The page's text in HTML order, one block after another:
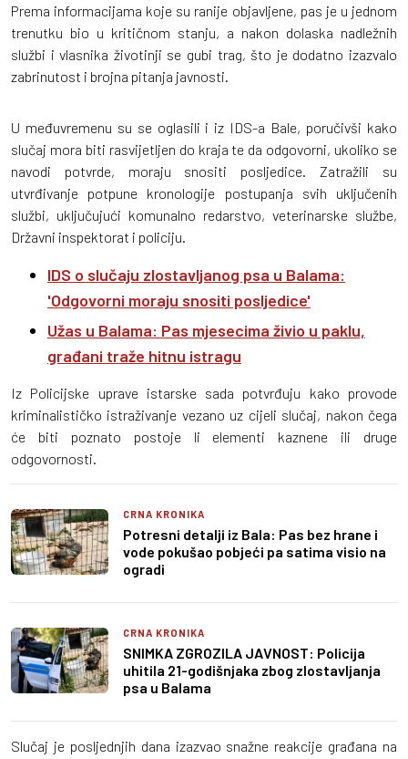
Prema informacijama koje su ranije objavljene, pas je u jednom
trenutku bio u kritičnom stanju, a nakon dolaska nadležnih
službi i vlasnika životinji se gubi trag, što je dodatno izazvalo
zabrinutost i brojna pitanja javnosti.
U međuvremenu su se oglasili i iz IDS-a Bale, poručivši kako
slučaj mora biti rasvijetljen do kraja te da odgovorni, ukoliko se
navodi potvrde, moraju snositi posljedice. Zatražili su
utvrđivanje potpune kronologije postupanja svih uključenih
službi, uključujući komunalno redarstvo, veterinarske službe,
Državni inspektorat i policiju.
IDS o slučaju zlostavljanog psa u Balama:
'Odgovorni moraju snositi posljedice'
Užas u Balama: Pas mjesecima živio u paklu,
građani traže hitnu istragu
Iz Policijske uprave istarske sada potvrđuju kako provode
kriminalističko istraživanje vezano uz cijeli slučaj, nakon čega
će biti poznato postoje li elementi kaznene ili druge
odgovornosti.
CRNA KRONIKA
Potresni detalji iz Bala: Pas bez hrane i
vode pokušao pobjeći pa satima visio na
ogradi
CRNA KRONIKA
SNIMKA ZGROZILA JAVNOST: Policija
uhitila 21-godišnjaka zbog zlostavljanja
psa u Balama
Slučaj je posljednjih dana izazvao snažne reakcije građana na